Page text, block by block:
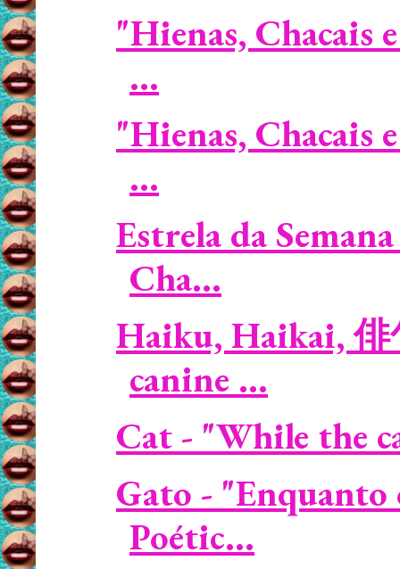
"Hienas, Chacais
...
"Hienas, Chacais
...
Estrela da
Cha...
Haiku, Haikai, 俳
canine ...
Cat - "While the
Gato -
Poétic...